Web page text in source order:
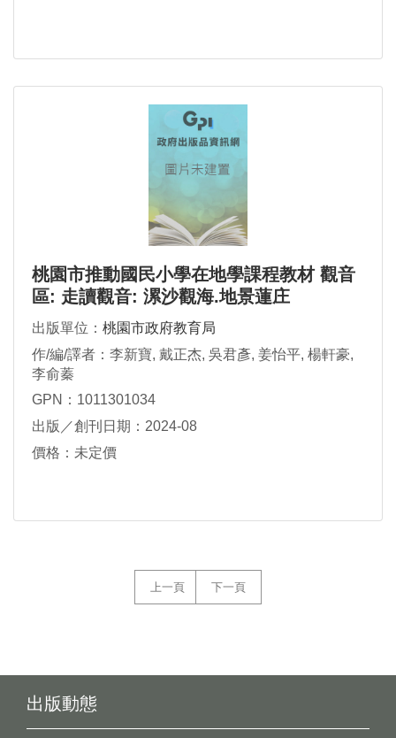
桃園市推動國民小學在地學課程教材 觀音
區: 走讀觀音: 漯沙觀海.地景蓮庄
出版單位： 桃園市政府教育局
作/編/譯者：李新寶, 戴正杰, 吳君彥, 姜怡平, 楊軒豪,
李俞蓁
GPN：1011301034
出版／創刊日期：2024-08
價格：未定價
上一頁 下一頁
出版動態